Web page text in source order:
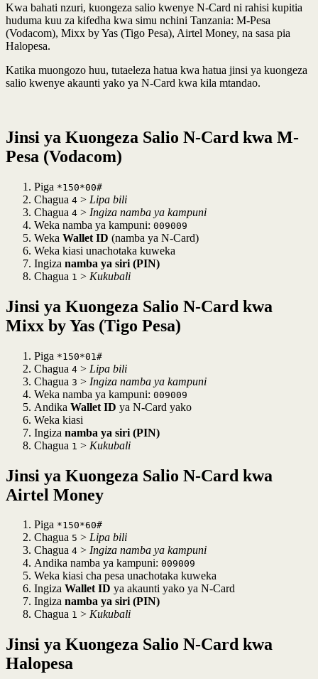
Kwa bahati nzuri, kuongeza salio kwenye N-Card ni rahisi kupitia
huduma kuu za kifedha kwa simu nchini Tanzania: M-Pesa
(Vodacom), Mixx by Yas (Tigo Pesa), Airtel Money, na sasa pia
Halopesa.
Katika muongozo huu, tutaeleza hatua kwa hatua jinsi ya kuongeza
salio kwenye akaunti yako ya N-Card kwa kila mtandao.
Jinsi ya Kuongeza Salio N-Card kwa M-
Pesa (Vodacom)
Piga *150*00#
Chagua 4 > Lipa bili
Chagua 4 > Ingiza namba ya kampuni
Weka namba ya kampuni: 009009
Weka Wallet ID (namba ya N-Card)
Weka kiasi unachotaka kuweka
Ingiza namba ya siri (PIN)
Chagua 1 > Kukubali
Jinsi ya Kuongeza Salio N-Card kwa
Mixx by Yas (Tigo Pesa)
Piga *150*01#
Chagua 4 > Lipa bili
Chagua 3 > Ingiza namba ya kampuni
Weka namba ya kampuni: 009009
Andika Wallet ID ya N-Card yako
Weka kiasi
Ingiza namba ya siri (PIN)
Chagua 1 > Kukubali
Jinsi ya Kuongeza Salio N-Card kwa
Airtel Money
Piga *150*60#
Chagua 5 > Lipa bili
Chagua 4 > Ingiza namba ya kampuni
Andika namba ya kampuni: 009009
Weka kiasi cha pesa unachotaka kuweka
Ingiza Wallet ID ya akaunti yako ya N-Card
Ingiza namba ya siri (PIN)
Chagua 1 > Kukubali
Jinsi ya Kuongeza Salio N-Card kwa
Halopesa